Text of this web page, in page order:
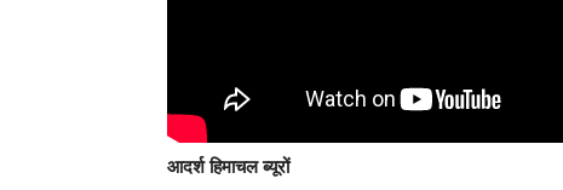
आदर्श हिमाचल ब्यूरों